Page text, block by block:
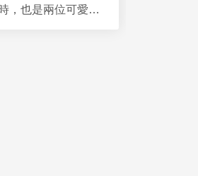
，也是兩位可愛小
題。我們不僅是公
同時也是媽媽、媳